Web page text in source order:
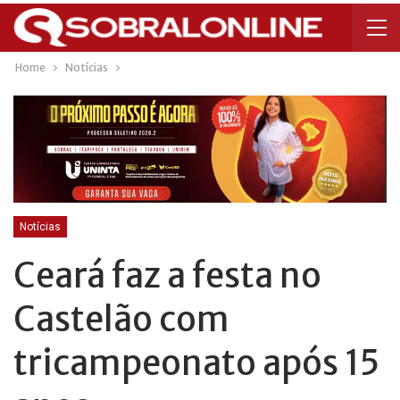
Home Notícias
Notícias
Ceará faz a festa no
Castelão com
tricampeonato após 15